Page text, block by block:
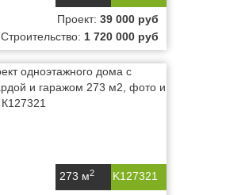
Проект: 39 000 руб
Строительство: 1 720 000 руб
K127321
273 м2